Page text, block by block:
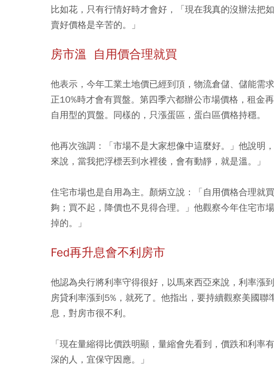
比如花，只有行情好時才會好，「現在我真的沒辦法把
賣好價格是辛苦的。」
房市溫 自用價合理就買
他表示，今年工業土地價已經到頂，物流倉儲、儲能需
正10%時才會有買盤。第四季六都辦公市場價格，租金
自用型的買盤。同樣的，只漲蛋區，蛋白區價格持穩。
他再次強調：「市場不是大家想像中這麼好。」他說明
來說，當我把浮標丟到水裡後，會有動靜，就是溫。」
住宅市場也是自用為主。顏炳立說：「自用價格合理就
夠；買不起，降價也不見得合理。」他觀察今年住宅市
掉的。」
Fed再升息會不利房市
他認為央行將利率守得很好，以馬來西亞來說，利率漲
房貸利率漲到5%，就死了。他指出，要持續觀察美國聯
息，對房市很不利。
「現在量縮得比價跌明顯，量縮會先看到，價跌和利率
深的人，宜保守因應。」